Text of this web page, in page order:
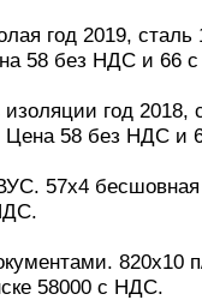
год 2019,
58 без НДС и 66
год
Цена 58 без НДС и
57х4
820х10
58000 с НДС.